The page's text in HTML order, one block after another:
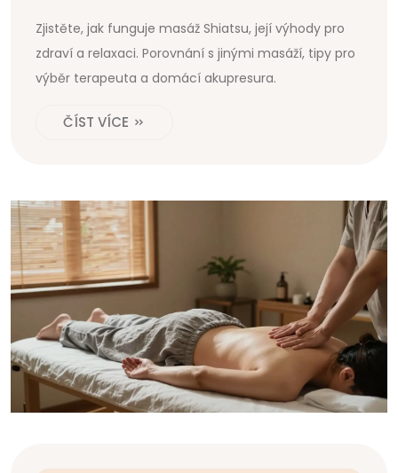
Zjistěte, jak funguje masáž Shiatsu, její výhody pro
zdraví a relaxaci. Porovnání s jinými masáží, tipy pro
výběr terapeuta a domácí akupresura.
ČÍST VÍCE